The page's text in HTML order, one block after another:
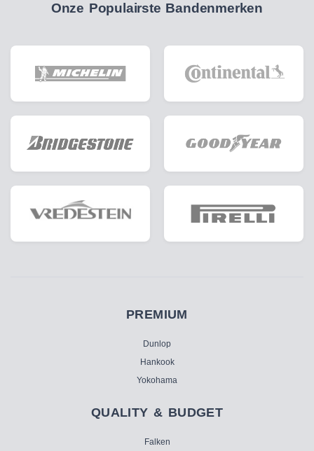
Onze Populairste Bandenmerken
PREMIUM
Dunlop
Hankook
Yokohama
QUALITY & BUDGET
Falken